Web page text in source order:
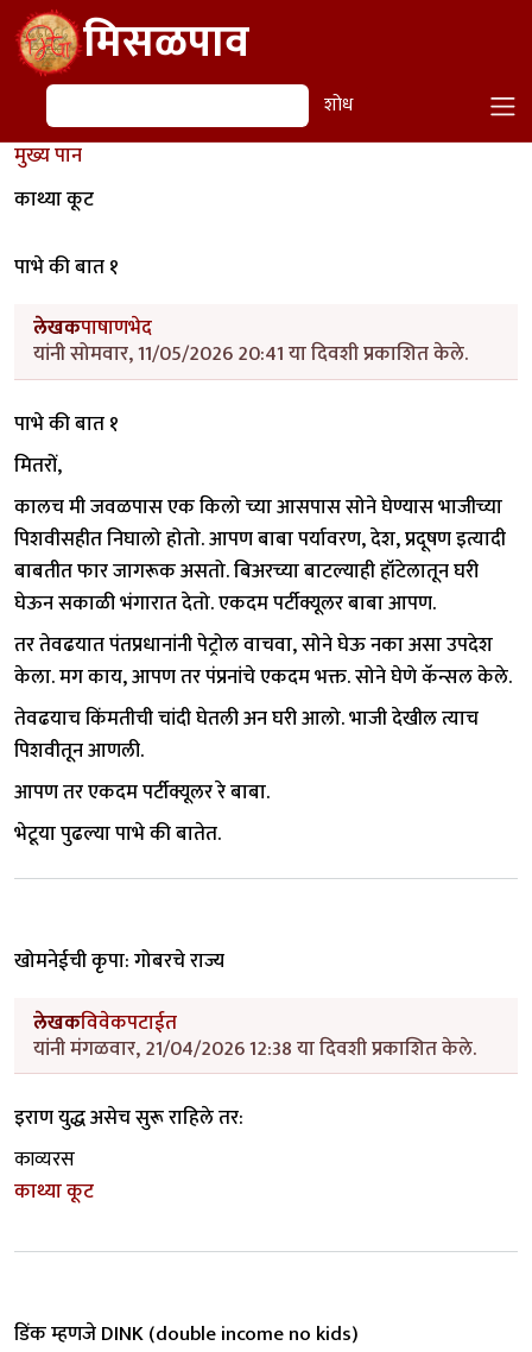
Skip to main contentमिसळपाव
शोध शोध
मुख्य पान
काथ्या कूट
पाभे की बात १
लेखकपाषाणभेद
यांनी सोमवार, 11/05/2026 20:41 या दिवशी प्रकाशित केले.
पाभे की बात १
मितरों,
कालच मी जवळपास एक किलो च्या आसपास सोने घेण्यास भाजीच्या
पिशवीसहीत निघालो​ होतो. आपण बाबा पर्यावरण, देश, प्रदूषण इत्यादी
बाबतीत फार जागरूक असतो. बिअरच्या बाटल्याही हॉटेलातून घरी
घेऊन सकाळी भंगारात देतो. एकदम पर्टीक्यूलर बाबा आपण.
तर तेवढयात पंतप्रधानांनी पेट्रोल वाचवा, सोने घेऊ नका असा उपदेश
केला. मग काय, आपण तर पंप्रनांचे एकदम भक्त. सोने घेणे कॅन्सल केले.
तेवढयाच किंमतीची चांदी घेतली अन घरी आलो. भाजी देखील त्याच
पिशवीतून आणली.
आपण तर एकदम पर्टीक्यूलर रे बाबा.
भेटूया पुढल्या पाभे की बातेत.
खोमनेईची कृपा: गोबरचे राज्य
लेखकविवेकपटाईत
यांनी मंगळवार, 21/04/2026 12:38 या दिवशी प्रकाशित केले.
इराण युद्ध असेच सुरू राहिले तर:
काव्यरस
काथ्या कूट
डिंक म्हणजे DINK (double income no kids)